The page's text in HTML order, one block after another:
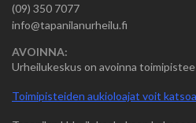
(09) 350 7077
info@tapanilanurheilu.fi
AVOINNA:
Urheilukeskus on avoinna
Toimipisteiden aukioloajat voit